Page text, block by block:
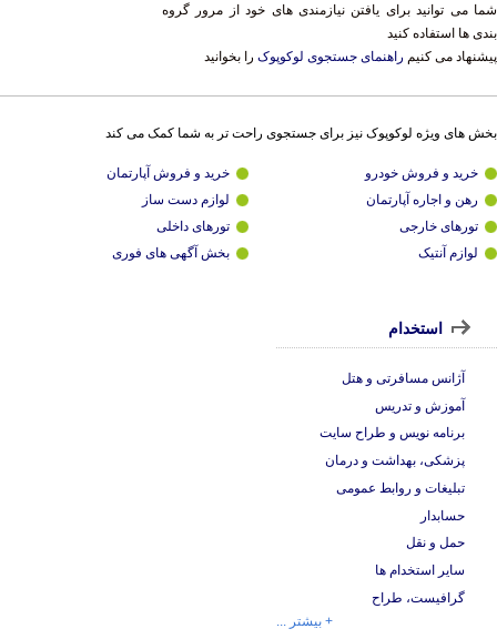
شما می توانید برای یافتن نیازمندی های خود از مرور گروه
بندی ها استفاده کنید
پیشنهاد می کنیم راهنمای جستجوی لوکوپوک را بخوانید
بخش های ویژه لوکوپوک نیز برای جستجوی راحت تر به شما کمک می کند
خرید و فروش خودرو
خرید و فروش آپارتمان
رهن و اجاره آپارتمان
لوازم دست ساز
تورهای خارجی
تورهای داخلی
لوازم آنتیک
بخش آگهی های فوری
استخدام
آژانس مسافرتی و هتل
آموزش و تدریس
برنامه نویس و طراح سایت
پزشکی، بهداشت و درمان
تبلیغات و روابط عمومی
حسابدار
حمل و نقل
سایر استخدام ها
گرافیست، طراح
+ بیشتر ...